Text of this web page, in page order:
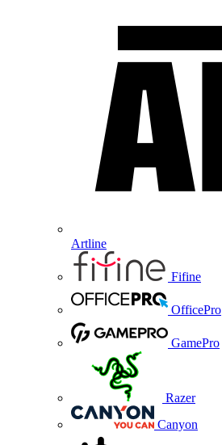
Artline
Fifine
OfficePro
GamePro
Razer
Canyon